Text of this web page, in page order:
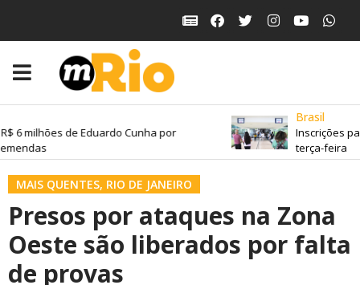
6 milhões de Eduardo Cunha por
Brasil
Inscrições
terça-feira
MAIS QUENTES, RIO DE JANEIRO
Presos por ataques na Zona
Oeste são liberados por falta
de provas